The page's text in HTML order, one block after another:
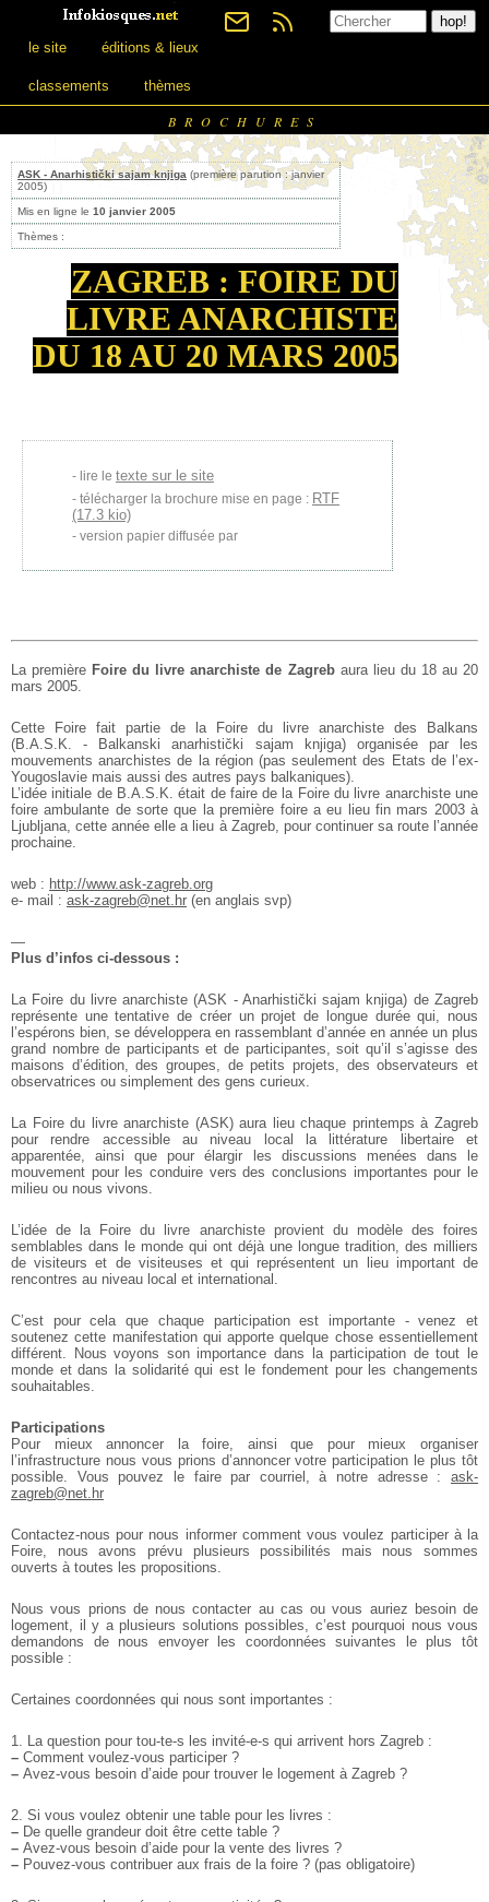
le site éditions & lieux
classements thèmes
BROCHURES
ASK - Anarhistički sajam knjiga (première parution : janvier
2005)
Mis en ligne le 10 janvier 2005
Thèmes :
ZAGREB : FOIRE DU
LIVRE ANARCHISTE
DU 18 AU 20 MARS 2005
lire le texte sur le site
télécharger la brochure mise en page : RTF
(17.3 kio)
version papier diffusée par
La première Foire du livre anarchiste de Zagrebaura lieu du 18au 20
mars 2005.
Cette Foire fait partie de la Foire du livre anarchiste des Balkans
(B.A.S.K. - Balkanski anarhistički sajam knjiga) organisée par les
mouvements anarchistes de la région (pas seulement des Etats de l’ex-
Yougoslavie mais aussi des autres pays balkaniques).
L’idée initiale de B.A.S.K. était de faire de la Foire du livre anarchiste une
foire ambulante de sorte que la première foire a eu lieu fin mars 2003 à
Ljubljana, cette année elle a lieu à Zagreb, pour continuer sa route l’année
prochaine.
web : http://www.ask-zagreb.org
e- mail : ask-zagreb@net.hr (en anglais svp)
—
Plus d’infos ci-dessous :
La Foire du livre anarchiste (ASK - Anarhistički sajam knjiga) de Zagreb
représente une tentative de créer un projet de longue durée qui, nous
l’espérons bien, se développera en rassemblant d’année en année un plus
grand nombre de participants et de participantes, soit qu’il s’agisse des
maisons d’édition, des groupes, de petits projets, des observateurs et
observatrices ou simplement des gens curieux.
La Foire du livre anarchiste (ASK) aura lieu chaque printemps à Zagreb
pour rendre accessible au niveau local la littérature libertaire et
apparentée, ainsi que pour élargir les discussions menées dans le
mouvement pour les conduire vers des conclusions importantes pour le
milieu ou nous vivons.
L’idée de la Foire du livre anarchiste provient du modèle des foires
semblables dans le monde qui ont déjà une longue tradition, des milliers
de visiteurs et de visiteuses et qui représentent un lieu important de
rencontres au niveau local et international.
C’est pour cela que chaque participation est importante - venez et
soutenez cette manifestation qui apporte quelque chose essentiellement
différent. Nous voyons son importance dans la participation de tout le
monde et dans la solidarité qui est le fondement pour les changements
souhaitables.
Participations
Pour mieux annoncer la foire, ainsi que pour mieux organiser
l’infrastructure nous vous prions d’annoncer votre participation le plus tôt
possible. Vous pouvez le faire par courriel, à notre adresse : ask-
zagreb@net.hr
Contactez-nous pour nous informer comment vous voulez participer à la
Foire, nous avons prévu plusieurs possibilités mais nous sommes
ouverts à toutes les propositions.
Nous vous prions de nous contacter au cas ou vous auriez besoin de
logement, il y a plusieurs solutions possibles, c’est pourquoi nous vous
demandons de nous envoyer les coordonnées suivantes le plus tôt
possible :
Certaines coordonnées qui nous sont importantes :
1. La question pour tou-te-s les invité-e-s qui arrivent hors Zagreb :
– Comment voulez-vous participer ?
– Avez-vous besoin d’aide pour trouver le logement à Zagreb ?
2. Si vous voulez obtenir une table pour les livres :
– De quelle grandeur doit être cette table ?
– Avez-vous besoin d’aide pour la vente des livres ?
– Pouvez-vous contribuer aux frais de la foire ? (pas obligatoire)